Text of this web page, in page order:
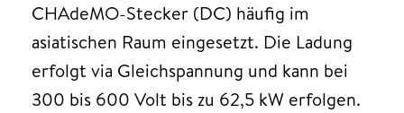
CHAdeMO-Stecker (DC) häufig im
asiatischen Raum eingesetzt. Die Ladung
erfolgt via Gleichspannung und kann bei
300 bis 600 Volt bis zu 62,5 kW erfolgen.